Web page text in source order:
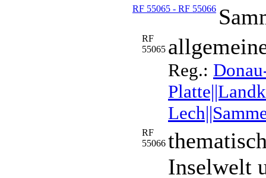
RF 55065 - RF 55066
RF
55065
Reg.:
RF
55066
Inselwelt